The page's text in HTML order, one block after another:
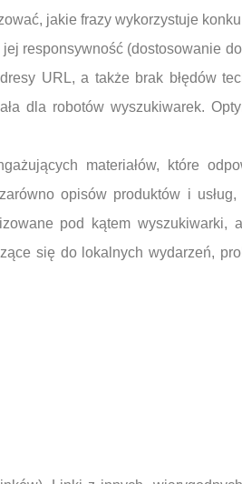
jakie frazy wykorzystuje
responsywność (dostosowanie
URL, a także brak błędów
dla robotów wyszukiwarek.
materiałów, które
opisów produktów i
pod kątem wyszukiwarki,
się do lokalnych wydarzeń,